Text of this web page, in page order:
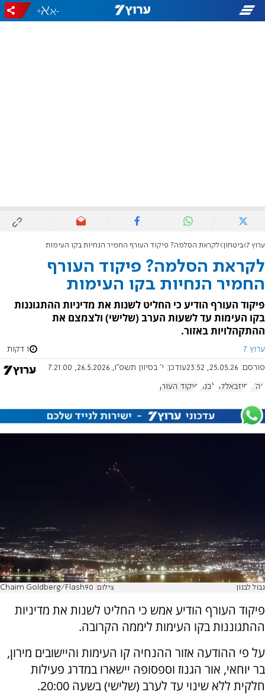
-
+
ערוץ 7 ביטחון לקראת הסלמה? פיקוד העורף החמיר הנחיות בקו העימות
לקראת הסלמה? פיקוד העורף
החמיר הנחיות בקו העימות
פיקוד העורף הודיע כי החליט לשנות את מדיניות ההתגוננות
בקו העימות עד לשעות הערב (שלישי) ולצמצם את
ההתקהלויות באזור.
ערוץ 7 1 דקות
פורסם: 25.05.26, 23:52 עודכן: י' בסיוון תשפ"ו, 26.5.2026, 7:21:00
צה"ל חיזבאללה לבנון פיקוד העורף
גבול לבנון צילום: Chaim Goldberg/Flash90
פיקוד העורף הודיע אמש כי החליט לשנות את מדיניות
ההתגוננות בקו העימות ליממה הקרובה.
על פי ההודעה אזור ההנחיה קו העימות והיישובים מירון,
בר יוחאי, אור הגנוז וספסופה יישארו במדרג פעילות
חלקית ללא שינוי עד לערב (שלישי) בשעה 20:00.